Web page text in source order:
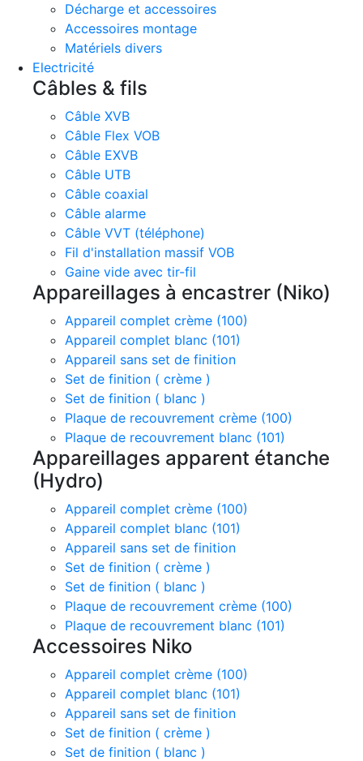
Décharge et accessoires
Accessoires montage
Matériels divers
Electricité
Câbles & fils
Câble XVB
Câble Flex VOB
Câble EXVB
Câble UTB
Câble coaxial
Câble alarme
Câble VVT (téléphone)
Fil d'installation massif VOB
Gaine vide avec tir-fil
Appareillages à encastrer (Niko)
Appareil complet crème (100)
Appareil complet blanc (101)
Appareil sans set de finition
Set de finition ( crème )
Set de finition ( blanc )
Plaque de recouvrement crème (100)
Plaque de recouvrement blanc (101)
Appareillages apparent étanche
(Hydro)
Appareil complet crème (100)
Appareil complet blanc (101)
Appareil sans set de finition
Set de finition ( crème )
Set de finition ( blanc )
Plaque de recouvrement crème (100)
Plaque de recouvrement blanc (101)
Accessoires Niko
Appareil complet crème (100)
Appareil complet blanc (101)
Appareil sans set de finition
Set de finition ( crème )
Set de finition ( blanc )